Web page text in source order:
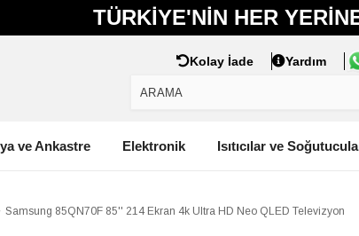
TÜRKIYE'NIN HER
Kolay İade Yardım
ve Ankastre Elektronik Isıtıcılar ve
Samsung 85QN70F 85'' 214 Ekran 4k Ultra HD Neo QLED Televizyon